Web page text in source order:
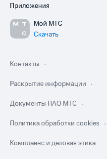
Приложения
Мой МТС
Скачать
Контакты
Раскрытие информации
Документы ПАО МТС
Политика обработки cookies
Комплаенс и деловая этика